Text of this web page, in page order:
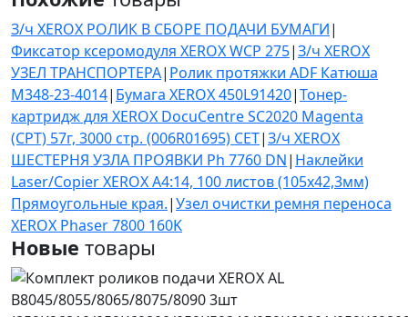
З/ч XEROX РОЛИК В СБОРЕ ПОДАЧИ БУМАГИ|
Фиксатор ксеромодуля XEROX WCP 275|З/ч XEROX
УЗЕЛ ТРАНСПОРТЕРА| Ролик протяжки ADF Катюша
M348-23-4014| Бумага XEROX 450L91420|Тонер-
картридж для XEROX DocuCentre SC2020 Magenta
(CPT) 57г, 3000 стр. (006R01695) CET|З/ч XEROX
ШЕСТЕРНЯ УЗЛА ПРОЯВКИ Ph 7760 DN| Наклейки
Laser/Copier XEROX А4:14, 100 листов (105x42,3мм)
Прямоугольные края.|Узел очистки ремня переноса
XEROX Phaser 7800 160K
Новые товары